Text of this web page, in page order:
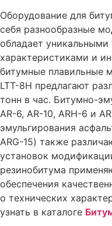
Оборудование для
себя разнообразные
обладает уникальными
характеристиками и
битумные плавильные
LTT-8H предлагают
тонн в час. Битумно-
AR-6, AR-10, ARH-6 и
эмульгирования
ARG-15) также
установок
резинобитума
обеспечения
о технических
узнать в каталоге